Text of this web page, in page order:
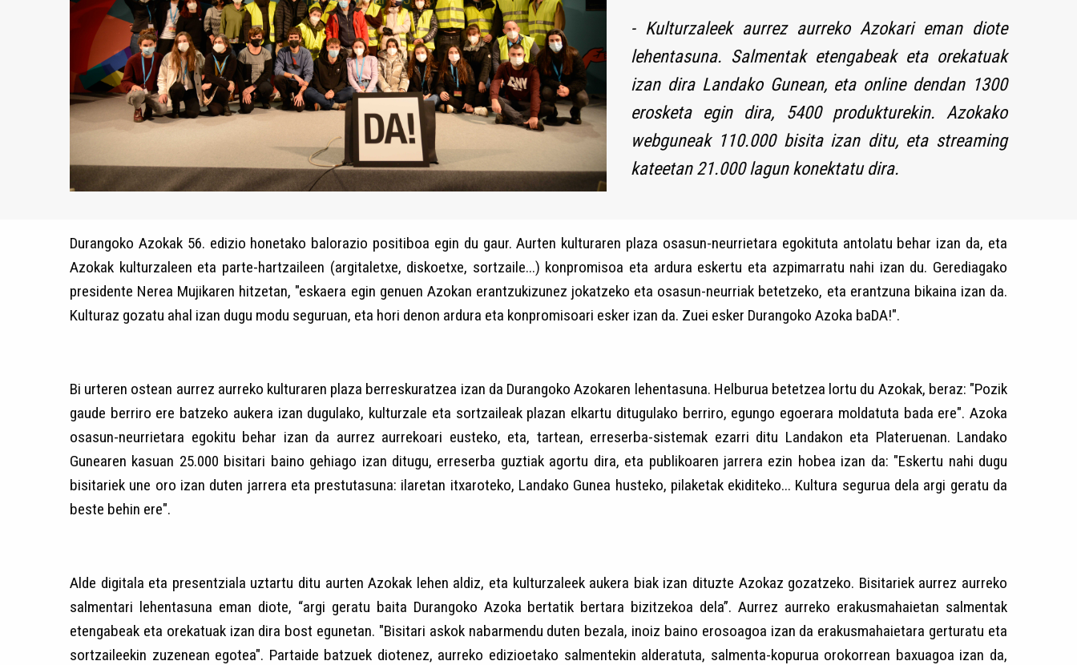
- Kulturzaleek aurrez aurreko Azokari eman diote
lehentasuna. Salmentak etengabeak eta orekatuak
izan dira Landako Gunean, eta online dendan 1300
erosketa egin dira, 5400 produkturekin. Azokako
webguneak 110.000 bisita izan ditu, eta streaming
kateetan 21.000 lagun konektatu dira.
Durangoko Azokak 56. edizio honetako balorazio positiboa egin du gaur. Aurten kulturaren plaza osasun-neurrietara egokituta antolatu behar izan da, eta
Azokak kulturzaleen eta parte-hartzaileen (argitaletxe, diskoetxe, sortzaile...) konpromisoa eta ardura eskertu eta azpimarratu nahi izan du. Gerediagako
presidente Nerea Mujikaren hitzetan, "eskaera egin genuen Azokan erantzukizunez jokatzeko eta osasun-neurriak betetzeko, eta erantzuna bikaina izan da.
Kulturaz gozatu ahal izan dugu modu seguruan, eta hori denon ardura eta konpromisoari esker izan da. Zuei esker Durangoko Azoka baDA!".
Bi urteren ostean aurrez aurreko kulturaren plaza berreskuratzea izan da Durangoko Azokaren lehentasuna. Helburua betetzea lortu du Azokak, beraz: "Pozik
gaude berriro ere batzeko aukera izan dugulako, kulturzale eta sortzaileak plazan elkartu ditugulako berriro, egungo egoerara moldatuta bada ere". Azoka
osasun-neurrietara egokitu behar izan da aurrez aurrekoari eusteko, eta, tartean, erreserba-sistemak ezarri ditu Landakon eta Plateruenan. Landako
Gunearen kasuan 25.000 bisitari baino gehiago izan ditugu, erreserba guztiak agortu dira, eta publikoaren jarrera ezin hobea izan da: "Eskertu nahi dugu
bisitariek une oro izan duten jarrera eta prestutasuna: ilaretan itxaroteko, Landako Gunea husteko, pilaketak ekiditeko... Kultura segurua dela argi geratu da
beste behin ere".
Alde digitala eta presentziala uztartu ditu aurten Azokak lehen aldiz, eta kulturzaleek aukera biak izan dituzte Azokaz gozatzeko. Bisitariek aurrez aurreko
salmentari lehentasuna eman diote, “argi geratu baita Durangoko Azoka bertatik bertara bizitzekoa dela”. Aurrez aurreko erakusmahaietan salmentak
etengabeak eta orekatuak izan dira bost egunetan. "Bisitari askok nabarmendu duten bezala, inoiz baino erosoagoa izan da erakusmahaietara gerturatu eta
sortzaileekin zuzenean egotea". Partaide batzuek diotenez, aurreko edizioetako salmentekin alderatuta, salmenta-kopurua orokorrean baxuagoa izan da,